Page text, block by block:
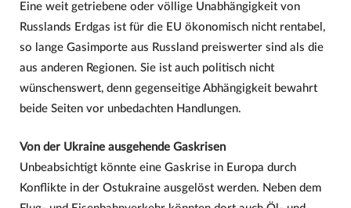
Eine weit getriebene oder völlige Unabhängigkeit von
Russlands Erdgas ist für die EU ökonomisch nicht rentabel,
so lange Gasimporte aus Russland preiswerter sind als die
aus anderen Regionen. Sie ist auch politisch nicht
wünschenswert, denn gegenseitige Abhängigkeit bewahrt
beide Seiten vor unbedachten Handlungen.
Von der Ukraine ausgehende Gaskrisen
Unbeabsichtigt könnte eine Gaskrise in Europa durch
Konflikte in der Ostukraine ausgelöst werden. Neben dem